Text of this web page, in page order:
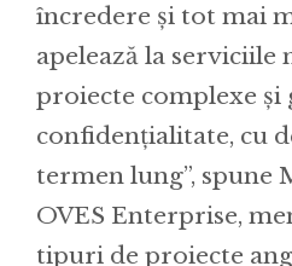
încredere și tot mai
apelează la serviciile
proiecte complexe și
confidențialitate, cu
termen lung”, spune
OVES Enterprise,
tipuri de proiecte